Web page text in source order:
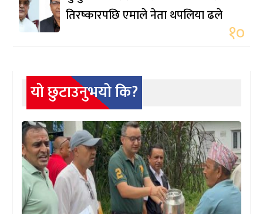
तिरष्कारपछि एमाले नेता थपलिया ढले
१०
यो छुटाउनुभयो कि?